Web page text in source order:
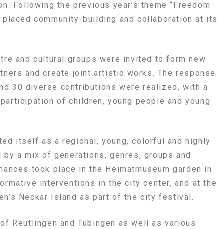
Following the previous year’s theme “Freedom ·
placed community-building and collaboration at its
and cultural groups were invited to form new
and create joint artistic works. The response
30 diverse contributions were realized, with a
of children, young people and young
itself as a regional, young, colorful and highly
a mix of generations, genres, groups and
took place in the Heimatmuseum garden in
interventions in the city center, and at the
Neckar Island as part of the city festival.
Reutlingen and Tübingen as well as various